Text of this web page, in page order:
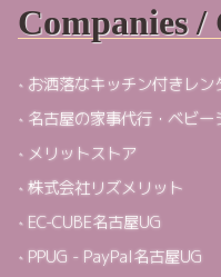
Companies /
お洒落なキッチン付きレ
名古屋の家事代行・ベビー
メリットストア
株式会社リズメリット
EC-CUBE名古屋UG
PPUG - PayPal名古屋UG